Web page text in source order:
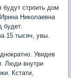
строить дом
Николаевна
будет.
15 тысяч, увы.
Увидев
Люди внутри
Кстати,